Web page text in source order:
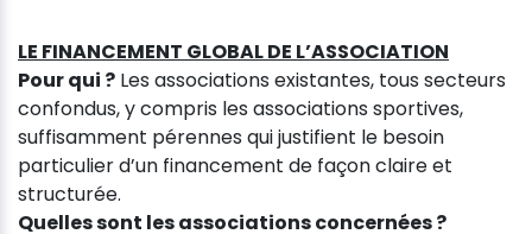
LE FINANCEMENT GLOBAL DE L’ASSOCIATION
Pour qui ? Les associations existantes, tous secteurs
confondus, y compris les associations sportives,
suffisamment pérennes qui justifient le besoin
particulier d’un financement de façon claire et
structurée.
Quelles sont les associations concernées ?